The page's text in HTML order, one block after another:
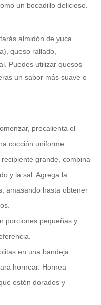
un bocadillo delicioso.
almidón de yuca
queso rallado,
Puedes utilizar quesos
un sabor más suave o
precalienta el
cocción uniforme.
recipiente grande, combina
y la sal. Agrega la
amasando hasta obtener
porciones pequeñas y
en una bandeja
hornear. Hornea
estén dorados y